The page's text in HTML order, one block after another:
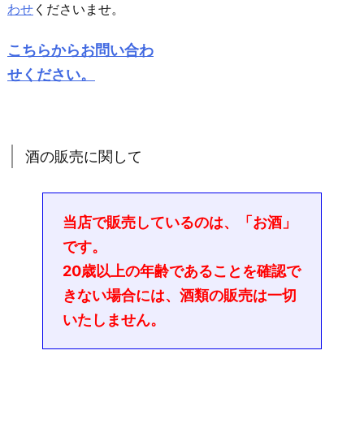
わせ くださいませ。
こちらからお問い合わ
せください。
酒の販売に関して
当店で販売しているのは、「お酒」
です。
20歳以上の年齢であることを確認で
きない場合には、酒類の販売は一切
いたしません。